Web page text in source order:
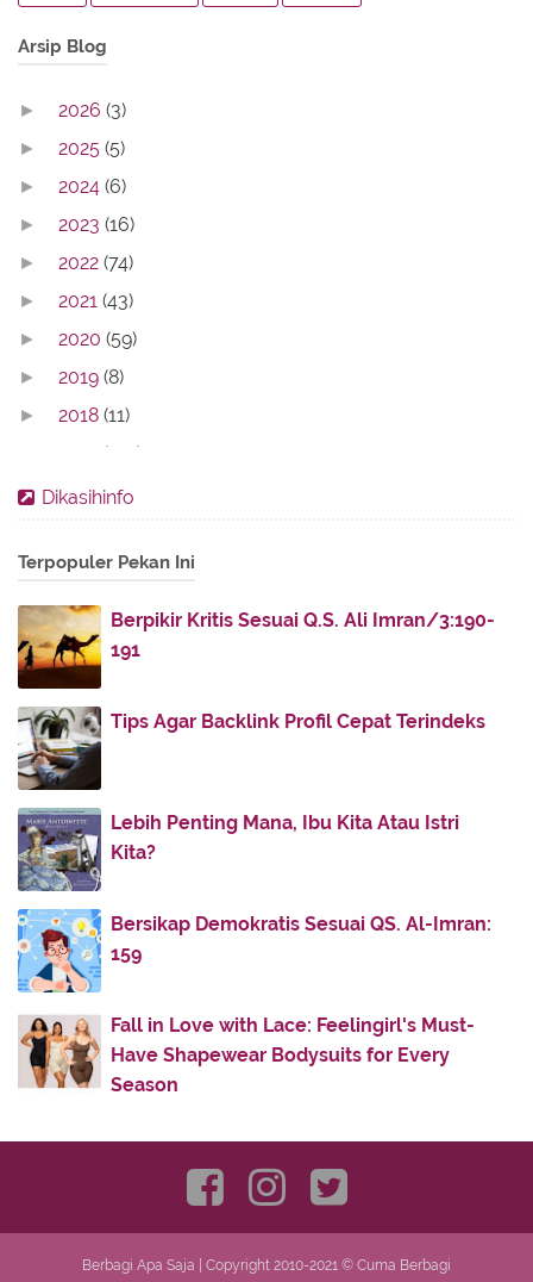
Arsip Blog
► 2026 (3)
► 2025 (5)
► 2024 (6)
► 2023 (16)
► 2022 (74)
► 2021 (43)
► 2020 (59)
► 2019 (8)
► 2018 (11)
(142)
► 2016(11)
► 2012(86)
► 2011
▼ 2010 (187)
► November(60)
▼ October
BAZIGHA DAN PESONA YUSUF
Barokah Sholat Khusyu'
Shalat yang Tak Shalat
Iri Tiada Henti
Dahsyatnya Sedekah
Rangakaian Taqwa
Ukhti, selamatkanlah aku!!
Hadits Khusus Untuk Indonesia
Salam Bagimu Ya Rasul Allah
Yang Paling Mempesona Imannya
Mabuk Cinta Kepada Allah
Dikasihinfo
Terpopuler Pekan Ini
Berpikir Kritis Sesuai Q.S. Ali Imran/3:190-
191
Tips Agar Backlink Profil Cepat Terindeks
Lebih Penting Mana, Ibu Kita Atau Istri
Kita?
Bersikap Demokratis Sesuai QS. Al-Imran:
159
Fall in Love with Lace: Feelingirl's Must-
Have Shapewear Bodysuits for Every
Season
Berbagi Apa Saja | Copyright 2010-2021 © Cuma Berbagi